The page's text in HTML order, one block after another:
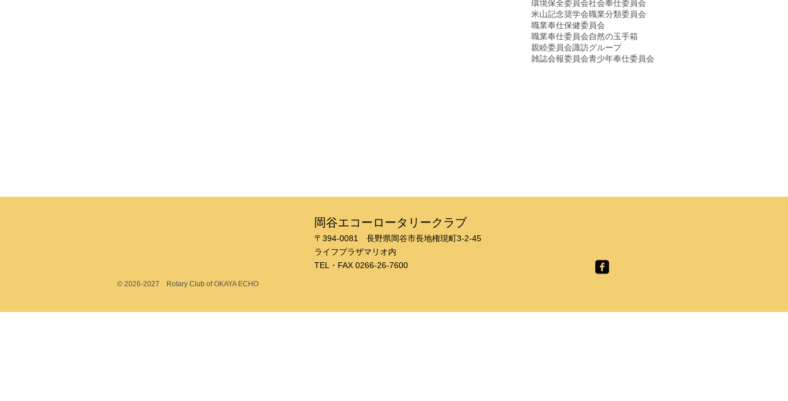
環境保全委員会社会奉仕委員会
米山記念奨学会職業分類委員会
職業奉仕保健委員会
職業奉仕委員会自然の玉手箱
親睦委員会諏訪グループ
雑誌会報委員会青少年奉仕委員会
岡谷エコーロータリークラブ
〒394-0081 長野県岡谷市長地権現町3-2-45
​ライフプラザマリオ内
TEL・FAX 0266-26-7600
© 2026-2027 Rotary Club of OKAYA ECHO